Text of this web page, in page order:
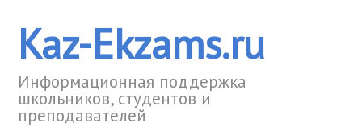
Kaz-Ekzams.ru
Информационная поддержка
школьников, студентов и
преподавателей